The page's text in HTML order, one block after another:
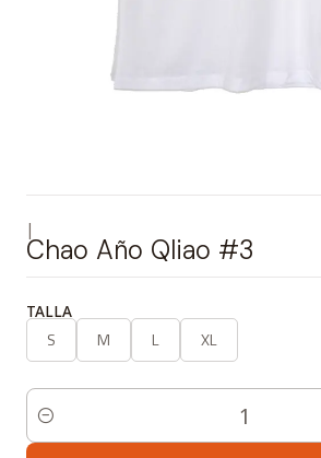
|
Chao Año Qliao #3
TALLA
S M L XL
Cantidad